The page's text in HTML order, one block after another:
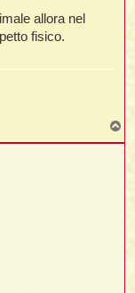
allora nel
fisico.